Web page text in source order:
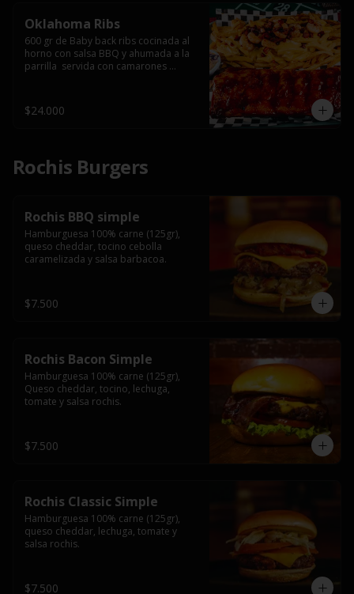
Oklahoma Ribs
600 gr de Baby back ribs cocinada al
horno con salsa BBQ y ahumada a la
parrilla  servida con camarones
$24.000
Rochis Burgers
Rochis BBQ simple
Hamburguesa 100% carne (125gr),
queso cheddar, tocino cebolla
caramelizada y salsa barbacoa.
$7.500
Rochis Bacon Simple
Hamburguesa 100% carne (125gr),
Queso cheddar, tocino, lechuga,
tomate y salsa rochis.
$7.500
Rochis Classic Simple
Hamburguesa 100% carne (125gr),
queso cheddar, lechuga, tomate y
salsa rochis.
$7.500